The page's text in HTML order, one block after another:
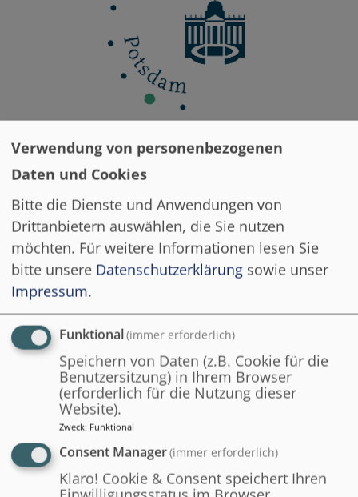
Lehrende
Prof. Dr. Martin Brüggemeier
Verwendung von personenbezogenen
Daten und Cookies
Bitte die Dienste und Anwendungen von
Drittanbietern auswählen, die Sie nutzen
möchten. Für weitere Informationen lesen Sie
bitte unsere Datenschutzerklärung sowie unser
Impressum.
Funktional(immer erforderlich)
Speichern von Daten (z.B. Cookie für die
Benutzersitzung) in Ihrem Browser
(erforderlich für die Nutzung dieser
Website).
Zweck: Funktional
Consent Manager(immer erforderlich)
Klaro! Cookie & Consent speichert Ihren